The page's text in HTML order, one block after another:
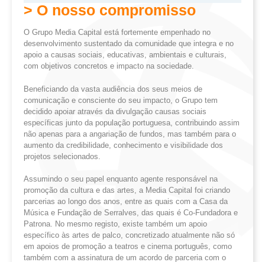
> O nosso compromisso
O Grupo Media Capital está fortemente empenhado no
desenvolvimento sustentado da comunidade que integra e no
apoio a causas sociais, educativas, ambientais e culturais,
com objetivos concretos e impacto na sociedade.
Beneficiando da vasta audiência dos seus meios de
comunicação e consciente do seu impacto, o Grupo tem
decidido apoiar através da divulgação causas sociais
específicas junto da população portuguesa, contribuindo assim
não apenas para a angariação de fundos, mas também para o
aumento da credibilidade, conhecimento e visibilidade dos
projetos selecionados.
Assumindo o seu papel enquanto agente responsável na
promoção da cultura e das artes, a Media Capital foi criando
parcerias ao longo dos anos, entre as quais com a Casa da
Música e Fundação de Serralves, das quais é Co-Fundadora e
Patrona. No mesmo registo, existe também um apoio
específico às artes de palco, concretizado atualmente não só
em apoios de promoção a teatros e cinema português, como
também com a assinatura de um acordo de parceria com o